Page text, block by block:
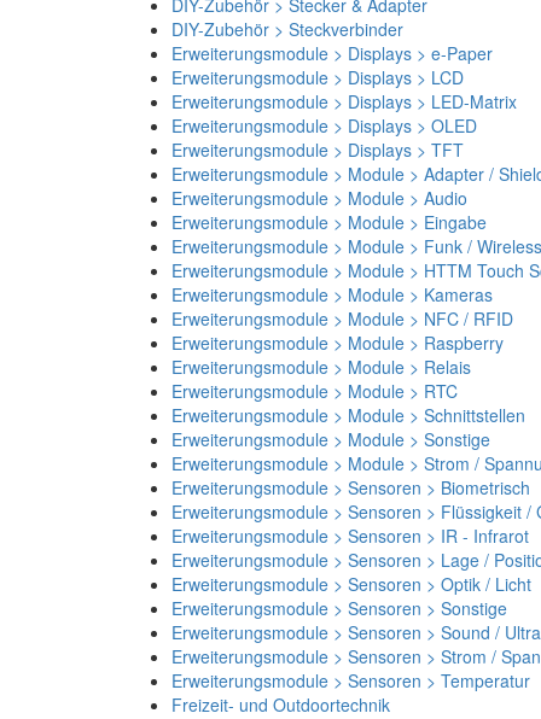
DIY-Zubehör > Stecker & Adapter
DIY-Zubehör > Steckverbinder
Erweiterungsmodule > Displays > e-Paper
Erweiterungsmodule > Displays > LCD
Erweiterungsmodule > Displays > LED-Matrix
Erweiterungsmodule > Displays > OLED
Erweiterungsmodule > Displays > TFT
Erweiterungsmodule > Module > Adapter /
Erweiterungsmodule > Module > Audio
Erweiterungsmodule > Module > Eingabe
Erweiterungsmodule > Module > Funk / Wireless
Erweiterungsmodule > Module > HTTM Touch
Erweiterungsmodule > Module > Kameras
Erweiterungsmodule > Module > NFC / RFID
Erweiterungsmodule > Module > Raspberry
Erweiterungsmodule > Module > Relais
Erweiterungsmodule > Module > RTC
Erweiterungsmodule > Module > Schnittstellen
Erweiterungsmodule > Module > Sonstige
Erweiterungsmodule > Module > Strom /
Erweiterungsmodule > Sensoren > Biometrisch
Erweiterungsmodule > Sensoren > Flüssigkeit /
Erweiterungsmodule > Sensoren > IR - Infrarot
Erweiterungsmodule > Sensoren > Lage /
Erweiterungsmodule > Sensoren > Optik / Licht
Erweiterungsmodule > Sensoren > Sonstige
Erweiterungsmodule > Sensoren > Sound /
Erweiterungsmodule > Sensoren > Strom /
Erweiterungsmodule > Sensoren > Temperatur
Freizeit- und Outdoortechnik